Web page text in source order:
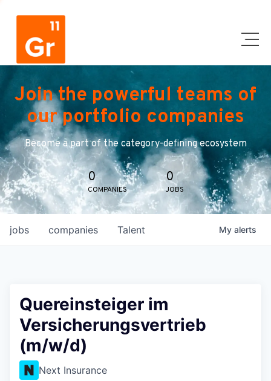
Join the powerful teams of
our portfolio companies
Become a part of the category-defining ecosystem
0
COMPANIES
0
JOBS
jobs companies Talent My alerts
Quereinsteiger im
Versicherungsvertrieb
(m/w/d)
Next Insurance